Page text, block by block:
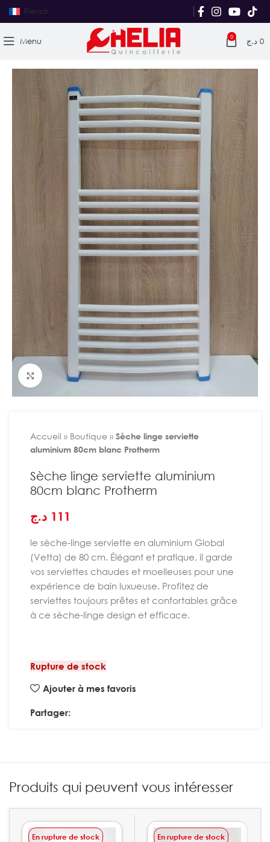
French
Menu 0 0 د.ج
Agrandir
Accueil » Boutique » Sèche linge serviette
aluminium 80cm blanc Protherm
Sèche linge serviette aluminium
80cm blanc Protherm
111 د.ج
le sèche-linge serviette en aluminium Global
(Vetta) de 80 cm. Élégant et pratique, il garde
vos serviettes chaudes et moelleuses pour une
expérience de bain luxueuse. Profitez de
serviettes toujours prêtes et confortables grâce
à ce sèche-linge design et efficace.
Rupture de stock
Ajouter à mes favoris
Partager:
Produits qui peuvent vous intéresser
En rupture de stock En rupture de stock